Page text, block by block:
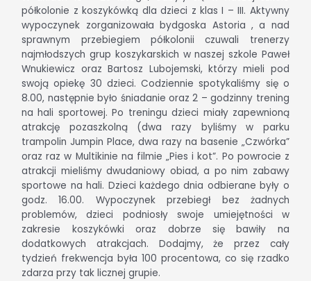
półkolonie z koszykówką dla dzieci z klas I – III. Aktywny
wypoczynek zorganizowała bydgoska Astoria , a nad
sprawnym przebiegiem półkolonii czuwali trenerzy
najmłodszych grup koszykarskich w naszej szkole Paweł
Wnukiewicz oraz Bartosz Lubojemski, którzy mieli pod
swoją opiekę 30 dzieci. Codziennie spotykaliśmy się o
8.00, następnie było śniadanie oraz 2 – godzinny trening
na hali sportowej. Po treningu dzieci miały zapewnioną
atrakcję pozaszkolną (dwa razy byliśmy w parku
trampolin Jumpin Place, dwa razy na basenie „Czwórka”
oraz raz w Multikinie na filmie „Pies i kot”. Po powrocie z
atrakcji mieliśmy dwudaniowy obiad, a po nim zabawy
sportowe na hali. Dzieci każdego dnia odbierane były o
godz. 16.00. Wypoczynek przebiegł bez żadnych
problemów, dzieci podniosły swoje umiejętności w
zakresie koszykówki oraz dobrze się bawiły na
dodatkowych atrakcjach. Dodajmy, że przez cały
tydzień frekwencja była 100 procentowa, co się rzadko
zdarza przy tak licznej grupie.